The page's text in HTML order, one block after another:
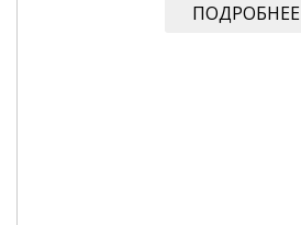
ПОДРОБНЕЕ